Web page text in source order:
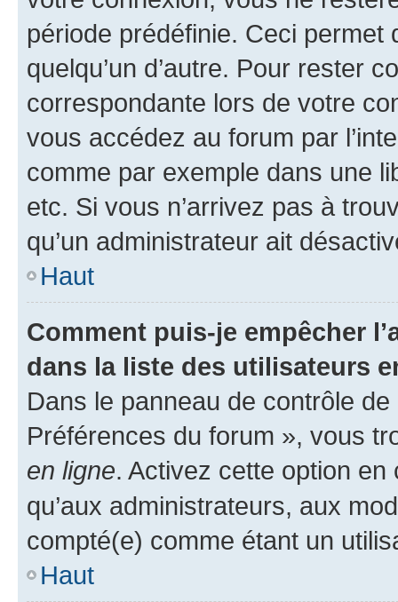
période prédéfinie. Ceci permet
quelqu’un d’autre. Pour rester
correspondante lors de votre
vous accédez au forum par
comme par exemple dans une
etc. Si vous n’arrivez pas à
qu’un administrateur ait
Haut
Comment puis-je empêcher
dans la liste des utilisateurs
Dans le panneau de contrôle
Préférences du forum », vous
en ligne. Activez cette option
qu’aux administrateurs, aux
compté(e) comme étant un
Haut